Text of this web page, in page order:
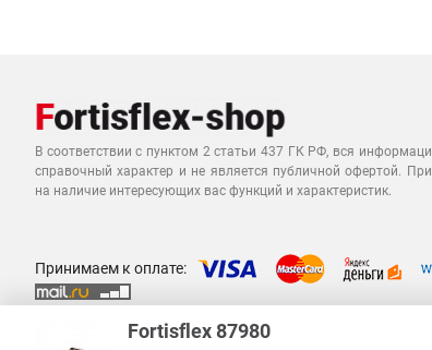
В соответствии с пунктом 2 статьи 437 ГК РФ, вся
справочный характер и не является публичной офертой.
на наличие интересующих вас функций и характеристик.
Принимаем к оплате:
Fortisflex 87980